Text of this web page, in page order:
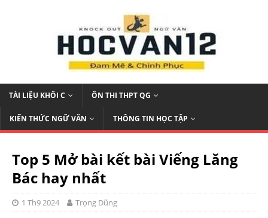
TÀI LIỆU KHỐI C ÔN THI THPT QG
KIẾN THỨC NGỮ VĂN THÔNG TIN HỌC TẬP
Top 5 Mở bài kết bài Viếng Lăng
Bác hay nhất
1 Th9 2024 Trọng Dũng